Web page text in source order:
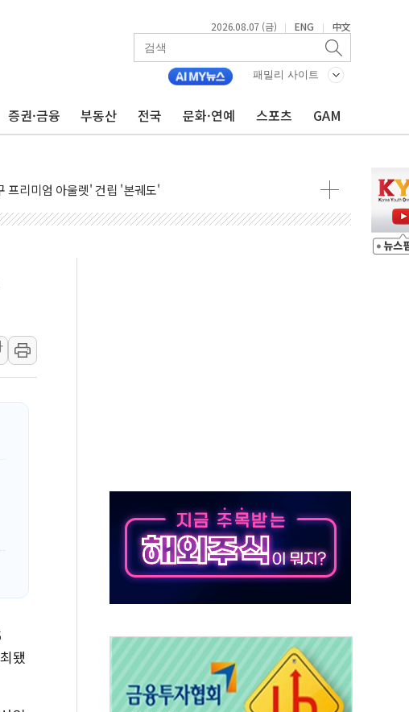
2026.08.07 (금) | ENG | 中文
패밀리 사이트
증권·금융 부동산 전국 문화·연예 스포츠 GAM
…동물들도 특별식으로 여름나기 [뉴스핌 줌인]
사건' 못 맡는다…상피제 실시
인터·DX 지분 일부 매각
폭염중대경보 해제…누적 온열질환자 2872명
돼"...李 부동산 세제안에 與 내부서 '총선·대선 직격탄' 우려
경북 안동·의성 특별재난지역 선포
게 흉기 휘두른 30대 세입자…경찰, 현행범 체포
래 재개…"재무구조 개편"
중 온열질환 보장…폭염기 신속 보상 강화
과 美 암 진단 분야 독점 라이선스 계약"
제 'VRN11' 캐나다 IND 신청
군단과 군 장병 금융교육·전역 지원 협약
춤건강보험' 6개월 배타적사용권 획득
됐